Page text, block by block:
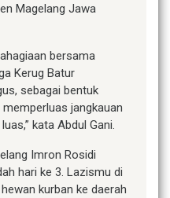
Magelang Jawa
bersama
Kerug Batur
sebagai bentuk
jangkauan
kata Abdul Gani.
Imron Rosidi
hari ke 3. Lazismu di
kurban ke daerah